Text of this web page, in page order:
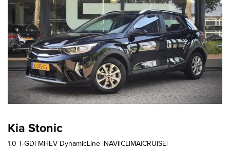
Kia Stonic
1.0 T-GDi MHEV DynamicLine |NAVI|CLIMA|CRUISE|